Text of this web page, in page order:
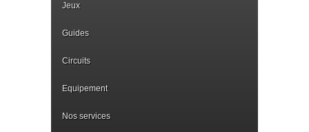
Jeux
Guides
Circuits
Equipement
Nos services